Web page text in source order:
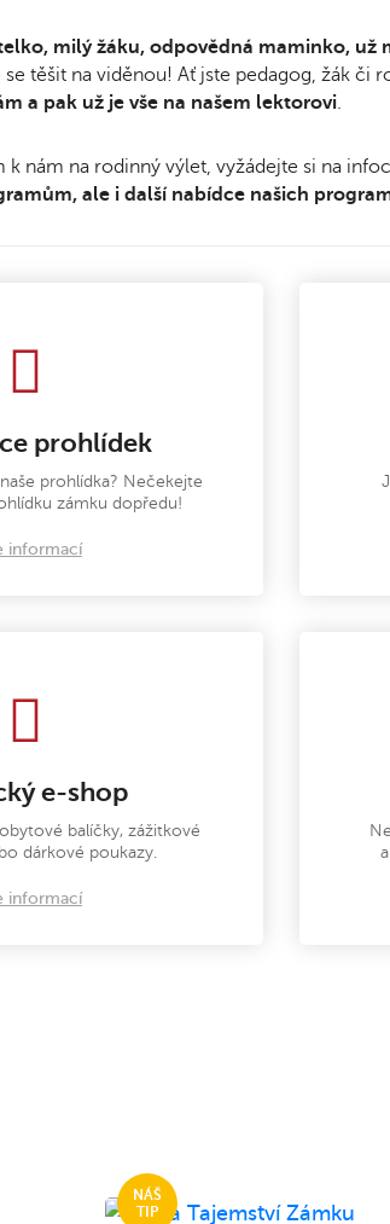
milý žáku, odpovědná maminko, už
těšit na viděnou! Ať jste pedagog, žák či
a pak už je vše na našem lektorovi.
k nám na rodinný výlet, vyžádejte si na
ale i další nabídce našich
prohlídek
prohlídka? Nečekejte
zámku dopředu!
informací
e-shop
balíčky, zážitkové
dárkové poukazy.
informací